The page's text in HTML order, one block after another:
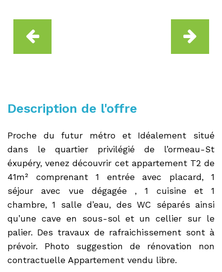
Description de l'offre
Proche du futur métro et Idéalement situé
dans le quartier privilégié de l’ormeau-St
éxupéry, venez découvrir cet appartement T2 de
41m² comprenant 1 entrée avec placard, 1
séjour avec vue dégagée , 1 cuisine et 1
chambre, 1 salle d’eau, des WC séparés ainsi
qu’une cave en sous-sol et un cellier sur le
palier. Des travaux de rafraichissement sont à
prévoir. Photo suggestion de rénovation non
contractuelle Appartement vendu libre.